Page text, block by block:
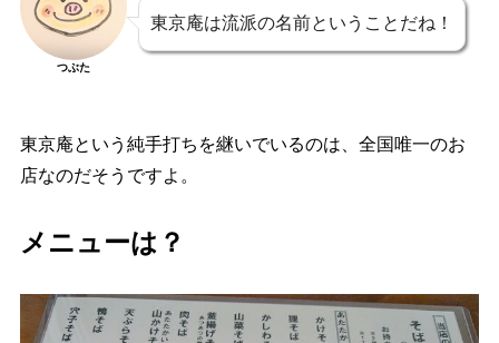
つぶた
東京庵は流派の名前ということだね！
東京庵という純手打ちを継いでいるのは、全国唯一のお
店なのだそうですよ。
メニューは？